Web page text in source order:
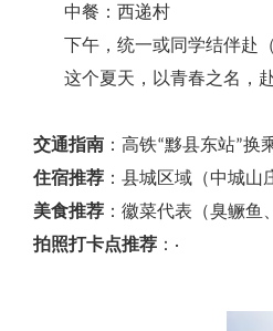
中餐：西递村
下午，统一或同学结伴赴（
这个夏天，以青春之名，赴
交通指南 ：高铁“黟县东站”换
住宿推荐 ：县城区域（中城
美食推荐 ：徽菜代表（臭鳜
拍照打卡点推荐 ：·